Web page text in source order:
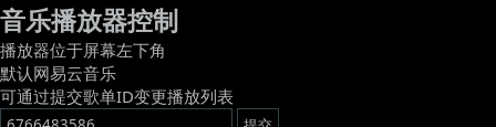
音乐播放器控制
播放器位于屏幕左下角
默认网易云音乐
可通过提交歌单ID变更播放列表